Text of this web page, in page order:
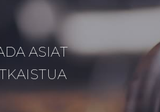
DA ASIAT
KAISTUA